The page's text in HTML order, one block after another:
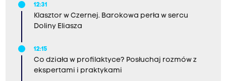
12:31
Klasztor w Czernej. Barokowa perła w sercu
Doliny Eliasza
12:15
Co działa w profilaktyce? Posłuchaj rozmów z
ekspertami i praktykami